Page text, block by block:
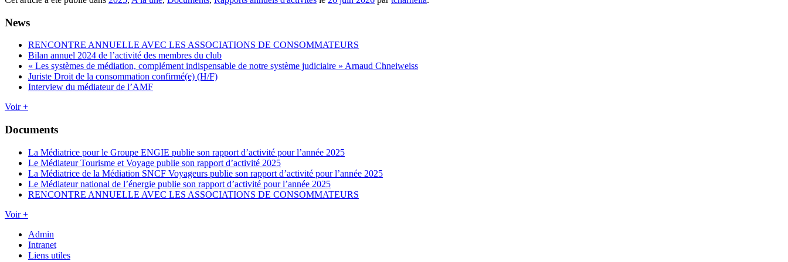
News
RENCONTRE ANNUELLE AVEC LES ASSOCIATIONS DE CONSOMMATEURS
Bilan annuel 2024 de l’activité des membres du club
« Les systèmes de médiation, complément indispensable de notre système judiciaire » Arnaud Chneiweiss
Juriste Droit de la consommation confirmé(e) (H/F)
Interview du médiateur de l’AMF
Voir +
Documents
La Médiatrice pour le Groupe ENGIE publie son rapport d’activité pour l’année 2025
Le Médiateur Tourisme et Voyage publie son rapport d’activité 2025
La Médiatrice de la Médiation SNCF Voyageurs publie son rapport d’activité pour l’année 2025
Le Médiateur national de l’énergie publie son rapport d’activité pour l’année 2025
RENCONTRE ANNUELLE AVEC LES ASSOCIATIONS DE CONSOMMATEURS
Voir +
Admin
Intranet
Liens utiles